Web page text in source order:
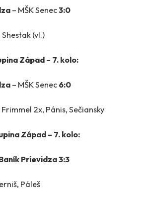
– MŠK Senec3:0
(vl.)
Západ – 7. kolo:
– MŠK Senec 6:0
2x, Pánis, Sečiansky
Západ – 7. kolo:
Prievidza 3:3
Páleš